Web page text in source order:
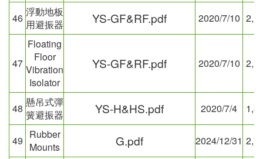
46 浮動地板
用避振器
YS-GF&RF.pdf 2020/7/10
47
Floating
Floor
Vibration
Isolator
YS-GF&RF.pdf 2020/7/10
48 懸吊式彈
簧避振器
YS-H&HS.pdf 2020/7/4
49 Rubber
Mounts
G.pdf 2024/12/31